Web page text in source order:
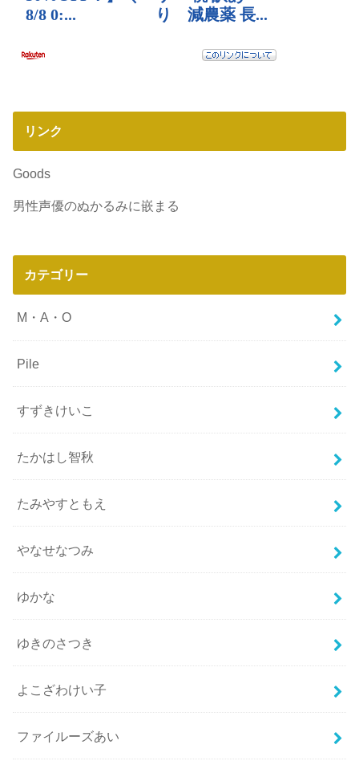
リンク
Goods
男性声優のぬかるみに嵌まる
カテゴリー
M・A・O
Pile
すずきけいこ
たかはし智秋
たみやすともえ
やなせなつみ
ゆかな
ゆきのさつき
よこざわけい子
ファイルーズあい